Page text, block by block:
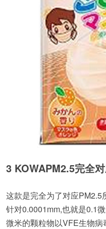
3 KOWAPM2.5完全
这款是完全为了对应PM2.5
针对0.0001mm,也就是0.1
微米的颗粒物以VFE生物